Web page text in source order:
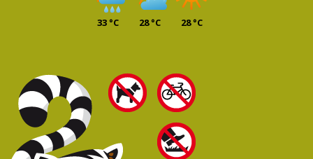
33 °C 28 °C 28 °C